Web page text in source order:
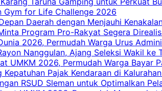
Gym for Life Challenge 2026
Daerah dengan Menjauhi
Program Pro-Rakyat Segera
2026, Permudah Warga Urus
Nanggulan, Ajang Seleksi Wakil ke
UMKM 2026, Permudah Warga Bayar
Pajak Kendaraan di
RSUD Sleman untuk Optimalkan